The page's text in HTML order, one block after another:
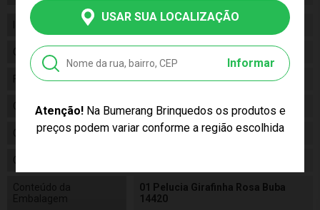
USAR SUA LOCALIZAÇÃO
Informar
Atenção!Na Bumerang Brinquedos os produtos e
preços podem variar conforme a região escolhida
Idade
Gênero
Fabricante Buba
Código 14420
Código de Barras 7908103744209
Composição
Conteúdo da
Embalagem
01 Pelucia Girafinha Rosa Buba
14420